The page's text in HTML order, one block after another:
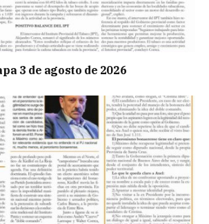
3 de agosto de 2026